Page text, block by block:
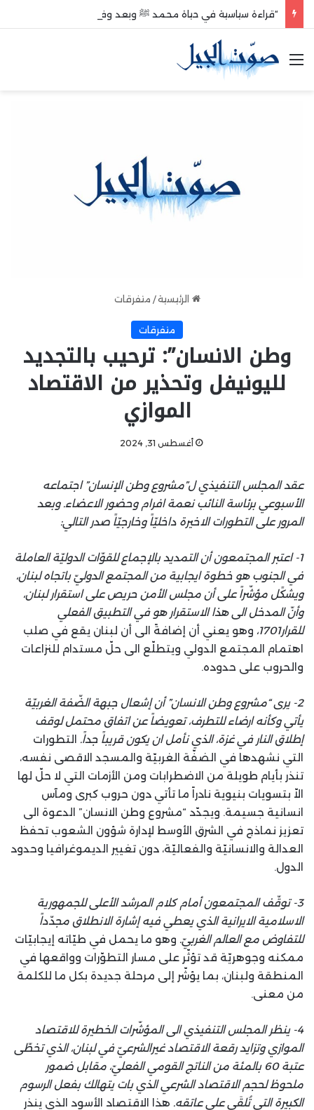
“قراءة سياسية في حياة محمد ﷺ وبعد وفاته”
القائمة
الرئيسية / متفرقات
متفرقات
وطن الانسان”: ترحيب بالتجديد
لليونيفل وتحذير من الاقتصاد
الموازي
أغسطس 31, 2024
عقد المجلس التنفيذي ل”مشروع وطن الإنسان” اجتماعه
الأسبوعي برئاسة النائب نعمة افرام وحضور الاعضاء. وبعد
المرور على التطورات الاخيرة داخليّاً وخارجيّاً صدر التالي:
1- اعتبر المجتمعون أن التمديد بالإجماع للقوّات الدوليّة العاملة
في الجنوب هو خطوة ايجابية من المجتمع الدوليّ باتجاه لبنان،
ويشكًل مؤشّراً على أن مجلس الأمن حريص على استقرار لبنان،
وأنّ المدخل الى هذا الاستقرار هو في التطبيق الفعلي
للقرار1701،
وهو يعني أن إضافةً الى أن لبنان يقع في صلب
اهتمام المجتمع الدولي ويتطلّع الى حلّ مستدام للنزاعات
والحروب على حدوده.
2- يرى “مشروع وطن الانسان” أن إشعال جبهة الضّفة الغربيّة
يأتي وكأنه ارضاء للتطرف، تعويضاً عن اتفاق محتمل لوقف
إطلاق النار في غزة، الذي نأمل ان يكون قريباً جداً. التطورات
التي نشهدها في الضفّة الغربيّة والمسجد الاقصى نفسه،
تنذر بأيام طويلة من الاضطرابات ومن الأزمات التي لا حلّ لها
الاّ بتسويات بنيوية نادراً ما تأتي دون حروب كبرى ومآس
انسانية جسيمة. ويجدّد “مشروع وطن الانسان” الدعوة الى
تعزيز نماذج في الشرق الأوسط لإدارة شؤون الشعوب تحفظ
العدالة والانسانيّة والفعاليّة، دون تغيير الديموغرافيا وحدود
الدول.
3- توقّف المجتمعون أمام كلام المرشد الأعلى للجمهورية
الاسلامية الايرانية الذي يعطي فيه إشارة الانطلاق مجدّداً
للتفاوض مع العالم الغربيّ. وهو ما يحمل في طيّاته إيجابيّات
ممكنه وجوهريّة قد تؤثّر على مسار التطوّرات وواقعها في
المنطقة ولبنان، بما يؤشّر إلى مرحلة جديدة بكل ما للكلمة
من معنى.
4- ينظر المجلس التنفيذي الى المؤشّرات الخطيرة للاقتصاد
الموازي وتزايد رقعة الاقتصاد غيرالشرعيّ في لبنان، الذي تخطّى
عتبة 60 بالمئة من الناتج القومي الفعليّ، مقابل ضمور
ملحوظ لحجم الاقتصاد الشرعي الذي بات يتهالك بفعل الرسوم
الكبيرة التي تُلقَى على عاتقه. هذا الاقتصاد الأسود الذي ينذر